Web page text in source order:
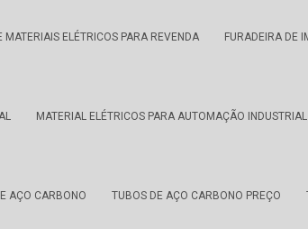
MATERIAIS ELÉTRICOS PARA REVENDA FURADEIRA DE
MATERIAL ELÉTRICOS PARA AUTOMAÇÃO INDUSTRIAL
AÇO CARBONO TUBOS DE AÇO CARBONO PREÇO